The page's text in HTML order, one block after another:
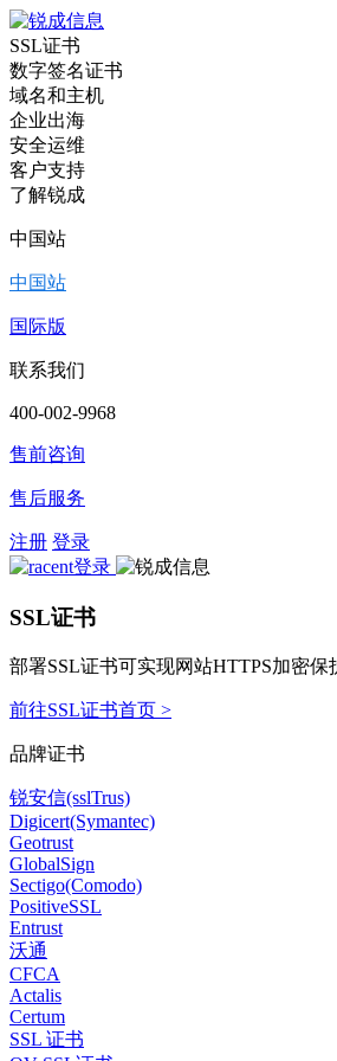
SSL证书
数字签名证书
域名和主机
企业出海
安全运维
客户支持
了解锐成
中国站
中国站
国际版
联系我们
400-002-9968
售前咨询
售后服务
注册 登录
SSL证书
部署SSL证书可实现网站HTTPS加密
前往SSL证书首页 >
品牌证书
锐安信(sslTrus)
Digicert(Symantec)
Geotrust
GlobalSign
Sectigo(Comodo)
PositiveSSL
Entrust
沃通
CFCA
Actalis
Certum
SSL 证书